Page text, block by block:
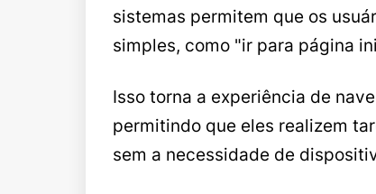
sistemas permitem que os
simples, como "ir para página
Isso torna a experiência de
permitindo que eles realizem
sem a necessidade de